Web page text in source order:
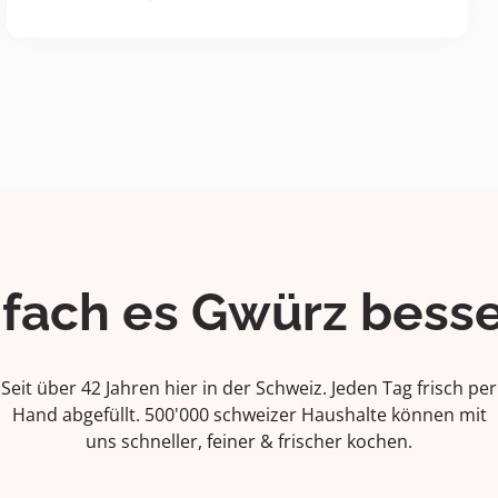
es Gwürz
Seit über 42 Jahren hier in der Schweiz. Jeden Tag frisch per
Hand abgefüllt. 500'000 schweizer Haushalte können mit
uns schneller, feiner & frischer kochen.